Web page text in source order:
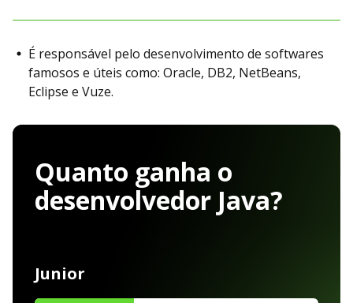
É responsável pelo desenvolvimento de softwares
famosos e úteis como: Oracle, DB2, NetBeans,
Eclipse e Vuze.
Quanto ganha o
desenvolvedor Java?
Junior